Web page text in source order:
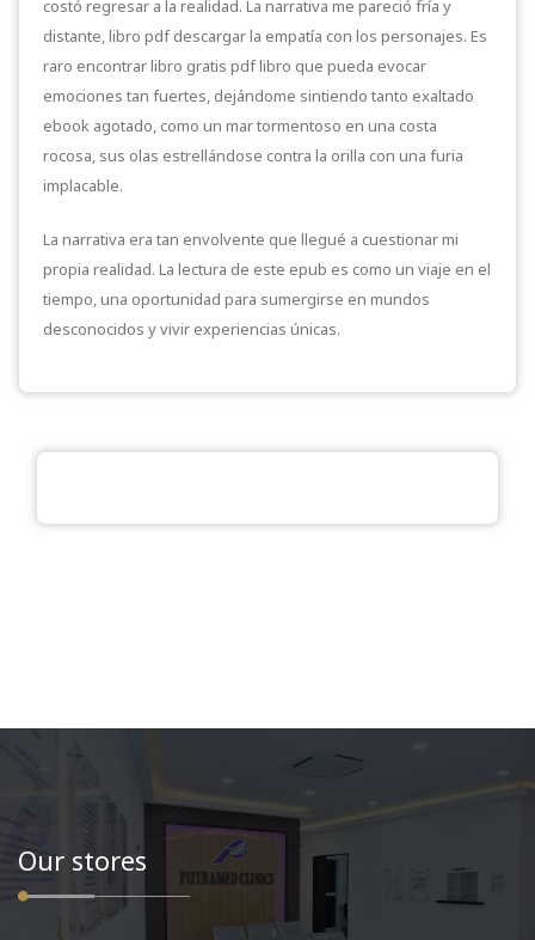
costó regresar a la realidad. La narrativa me pareció fría y
distante, libro pdf descargar la empatía con los personajes. Es
raro encontrar libro gratis pdf libro que pueda evocar
emociones tan fuertes, dejándome sintiendo tanto exaltado
ebook agotado, como un mar tormentoso en una costa
rocosa, sus olas estrellándose contra la orilla con una furia
implacable.
La narrativa era tan envolvente que llegué a cuestionar mi
propia realidad. La lectura de este epub es como un viaje en el
tiempo, una oportunidad para sumergirse en mundos
desconocidos y vivir experiencias únicas.
Our stores